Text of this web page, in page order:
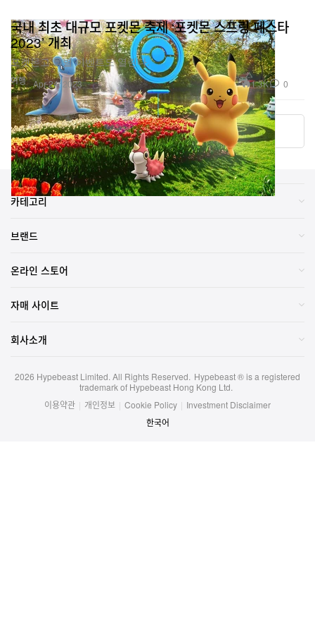
여행
국내 최초 대규모 포켓몬 축제 ‘포켓몬 스프링 페스타
2023’ 개최
포켓몬고 특별 이벤트도 열린다.
Apr 24, 2023 1.3K 0
더 알아보기
카테고리
브랜드
온라인 스토어
자매 사이트
회사소개
2026 Hypebeast Limited. All Rights Reserved. Hypebeast ® is a registered
trademark of Hypebeast Hong Kong Ltd.
이용약관 | 개인정보 | Cookie Policy | Investment Disclaimer
한국어